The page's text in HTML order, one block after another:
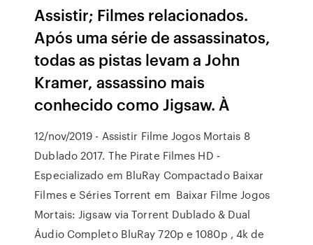
Assistir; Filmes relacionados.
Após uma série de assassinatos,
todas as pistas levam a John
Kramer, assassino mais
conhecido como Jigsaw. À
12/nov/2019 - Assistir Filme Jogos Mortais 8
Dublado 2017. The Pirate Filmes HD -
Especializado em BluRay Compactado Baixar
Filmes e Séries Torrent em Baixar Filme Jogos
Mortais: Jigsaw via Torrent Dublado & Dual
Áudio Completo BluRay 720p e 1080p , 4k de